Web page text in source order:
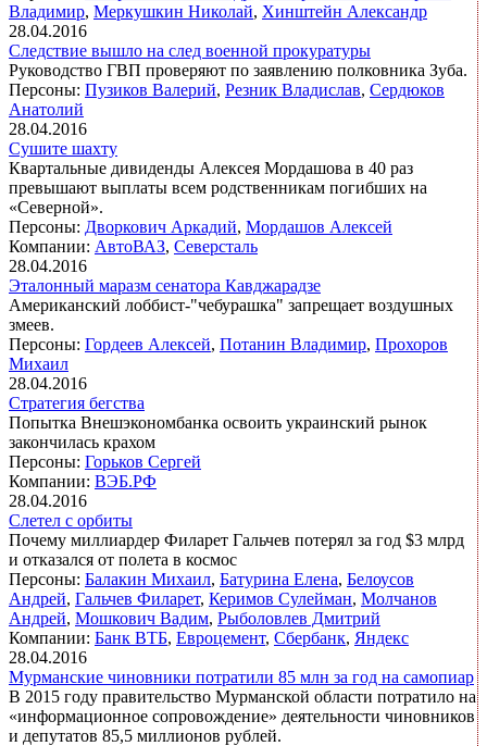
Владимир, Меркушкин Николай, Хинштейн Александр
28.04.2016
Следствие вышло на след военной прокуратуры
Руководство ГВП проверяют по заявлению полковника Зуба.
Персоны: Пузиков Валерий, Резник Владислав, Сердюков
Анатолий
28.04.2016
Сушите шахту
Квартальные дивиденды Алексея Мордашова в 40 раз
превышают выплаты всем родственникам погибших на
«Северной».
Персоны: Дворкович Аркадий, Мордашов Алексей
Компании: АвтоВАЗ, Северсталь
28.04.2016
Эталонный маразм сенатора Кавджарадзе
Американский лоббист-"чебурашка" запрещает воздушных
змеев.
Персоны: Гордеев Алексей, Потанин Владимир, Прохоров
Михаил
28.04.2016
Стратегия бегства
Попытка Внешэкономбанка освоить украинский рынок
закончилась крахом
Персоны: Горьков Сергей
Компании: ВЭБ.РФ
28.04.2016
Слетел с орбиты
Почему миллиардер Филарет Гальчев потерял за год $3 млрд
и отказался от полета в космос
Персоны: Балакин Михаил, Батурина Елена, Белоусов
Андрей, Гальчев Филарет, Керимов Сулейман, Молчанов
Андрей, Мошкович Вадим, Рыболовлев Дмитрий
Компании: Банк ВТБ, Евроцемент, Сбербанк, Яндекс
28.04.2016
Мурманские чиновники потратили 85 млн за год на самопиар
В 2015 году правительство Мурманской области потратило на
«информационное сопровождение» деятельности чиновников
и депутатов 85,5 миллионов рублей.